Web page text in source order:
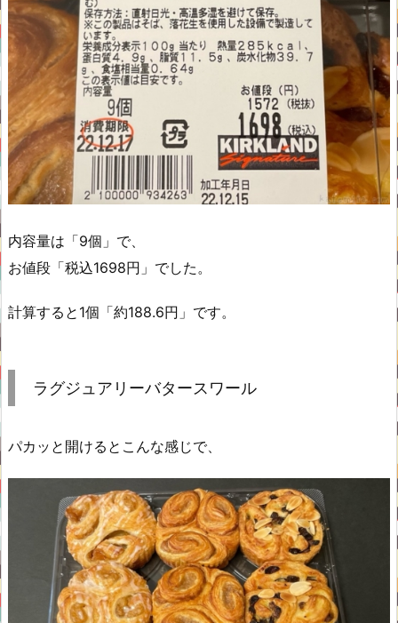
内容量は「9個」で、
お値段「税込1698円」でした。
計算すると1個「約188.6円」です。
ラグジュアリーバタースワール
パカッと開けるとこんな感じで、